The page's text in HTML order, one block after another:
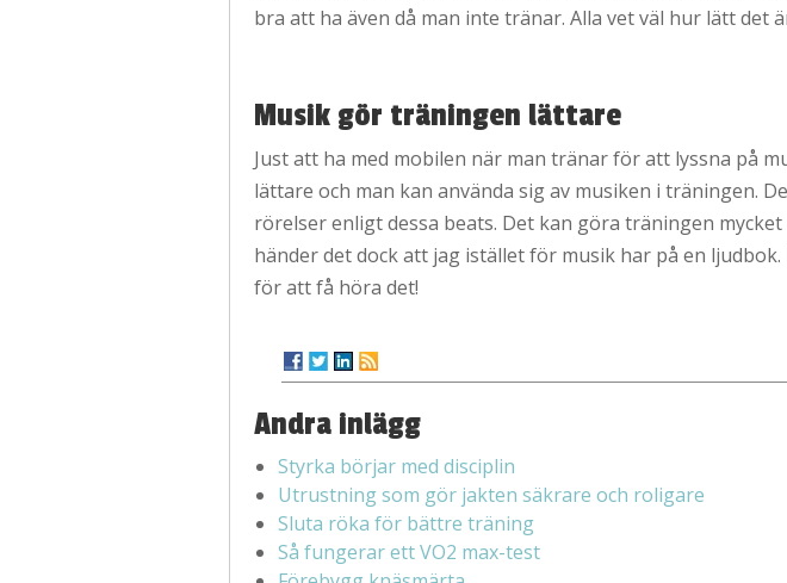
bra att ha även då man inte tränar. Alla vet väl hur lätt det
Musik gör träningen lättare
Just att ha med mobilen när man tränar för att lyssna på
lättare och man kan använda sig av musiken i träningen.
rörelser enligt dessa beats. Det kan göra träningen
händer det dock att jag istället för musik har på en
för att få höra det!
Andra inlägg
Styrka börjar med disciplin
Utrustning som gör jakten säkrare och roligare
Sluta röka för bättre träning
Så fungerar ett VO2 max-test